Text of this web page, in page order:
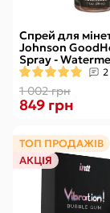
Спрей для
Johnson
Spray -
зі
ефектом
2
1 002 грн
849 грн
ТОП ПРОДАЖІВ
АКЦІЯ